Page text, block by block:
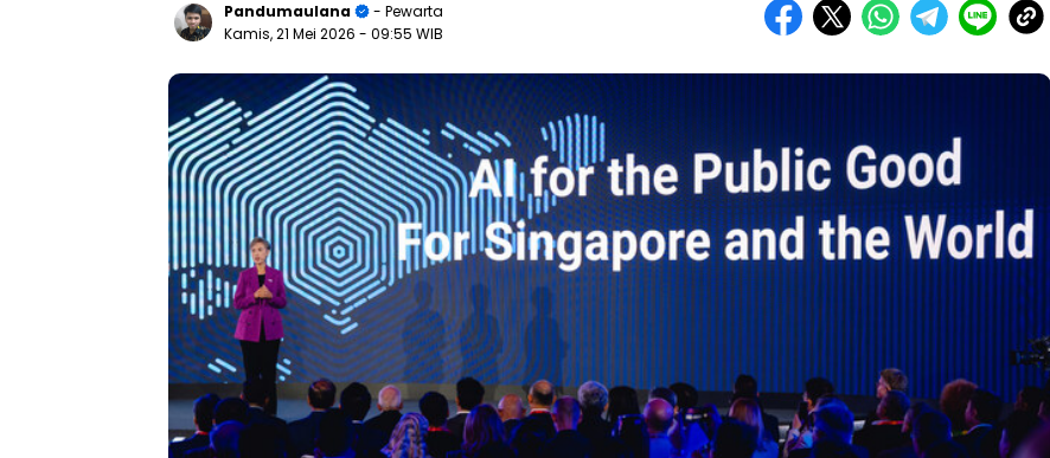
Pandumaulana
- Pewarta
Kamis, 21 Mei 2026 - 09:55 WIB